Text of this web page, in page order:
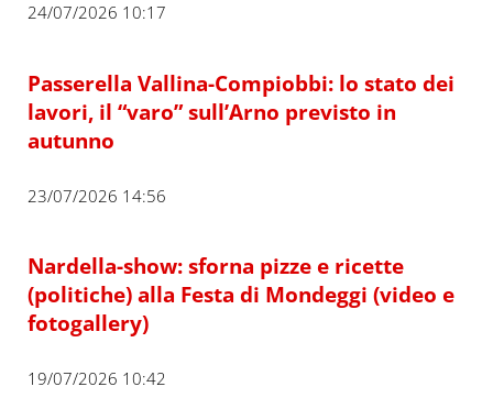
24/07/2026 10:17
Passerella Vallina-Compiobbi: lo stato dei
lavori, il “varo” sull’Arno previsto in
autunno
23/07/2026 14:56
Nardella-show: sforna pizze e ricette
(politiche) alla Festa di Mondeggi (video e
fotogallery)
19/07/2026 10:42